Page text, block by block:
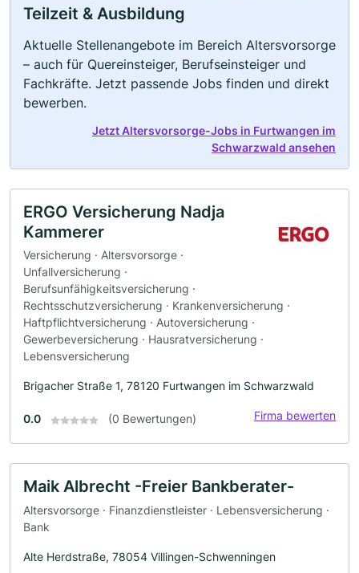
Teilzeit & Ausbildung
Aktuelle Stellenangebote im Bereich Altersvorsorge
– auch für Quereinsteiger, Berufseinsteiger und
Fachkräfte. Jetzt passende Jobs finden und direkt
bewerben.
Jetzt Altersvorsorge-Jobs in Furtwangen im
Schwarzwald ansehen
ERGO Versicherung Nadja
Kammerer
Versicherung · Altersvorsorge ·
Unfallversicherung ·
Berufsunfähigkeitsversicherung ·
Rechtsschutzversicherung · Krankenversicherung ·
Haftpflichtversicherung · Autoversicherung ·
Gewerbeversicherung · Hausratversicherung ·
Lebensversicherung
Brigacher Straße 1, 78120 Furtwangen im Schwarzwald
0.0 (0 Bewertungen) Firma bewerten
Maik Albrecht -Freier Bankberater-
Altersvorsorge · Finanzdienstleister · Lebensversicherung ·
Bank
Alte Herdstraße, 78054 Villingen-Schwenningen